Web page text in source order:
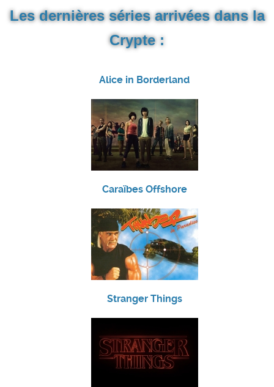
Les dernières séries arrivées dans la
Crypte :
Alice in Borderland
Caraïbes Offshore
Stranger Things